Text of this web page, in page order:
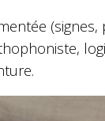
(signes,